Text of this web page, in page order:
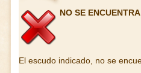
NO SE
El escudo indicado, no se